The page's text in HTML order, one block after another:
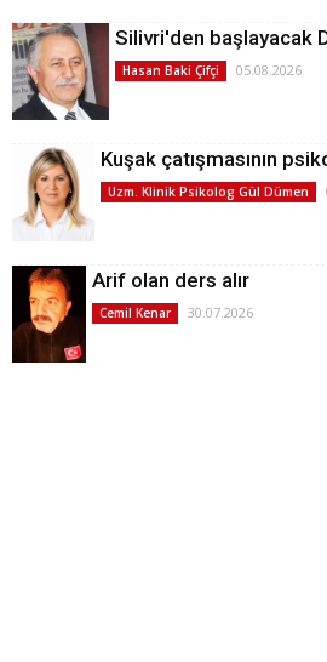
Silivri'den başlayacak
Hasan Baki Çifçi 05.08.2026
Kuşak çatışmasının
Uzm. Klinik Psikolog Gül Dümen
Arif olan ders alır
Cemil Kenar 30.07.2026